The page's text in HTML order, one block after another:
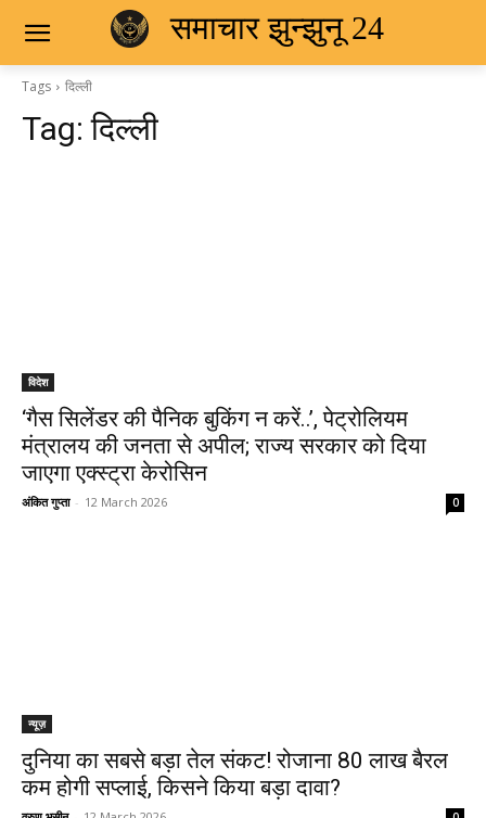
समाचार झुन्झुनू 24
Tags दिल्ली
Tag:दिल्ली
विदेश
‘गैस सिलेंडर की पैनिक बुकिंग न करें..’, पेट्रोलियम
मंत्रालय की जनता से अपील; राज्य सरकार को दिया
जाएगा एक्स्ट्रा केरोसिन
अंकित गुप्ता - 12 March 2026 0
न्यूज़
दुनिया का सबसे बड़ा तेल संकट! रोजाना 80 लाख बैरल
कम होगी सप्लाई, किसने किया बड़ा दावा?